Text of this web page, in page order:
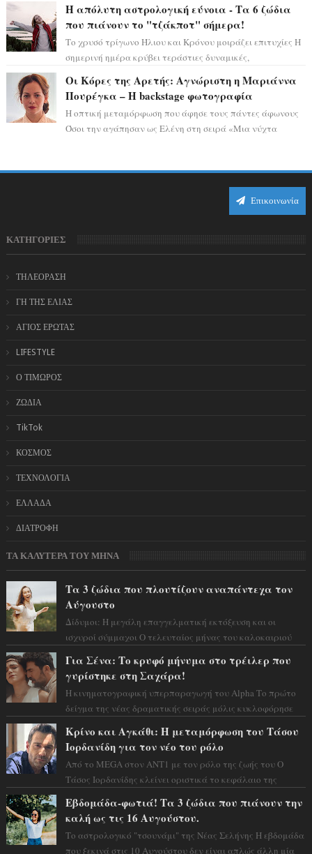
Η απόλυτη αστρολογική εύνοια - Τα 6 ζώδια
που πιάνουν το "τζάκποτ" σήμερα!
Το χρυσό τρίγωνο Ήλιου και Κρόνου μοιράζει επιτυχίες Η
σημερινή ημέρα κρύβει τεράστιες δυναμικές,
Οι Κόρες της Αρετής: Αγνώριστη η Μαριάννα
Πουρέγκα – H backstage φωτογραφία
Η οπτική μεταμόρφωση που άφησε τους πάντες άφωνους
Όσοι την αγάπησαν ως Ελένη στη σειρά «Μια νύχτα
Επικοινωνία
ΚΑΤΗΓΟΡΙΕΣ
ΤΗΛΕΟΡΑΣΗ
ΓΗ ΤΗΣ ΕΛΙΑΣ
ΑΓΙΟΣ ΕΡΩΤΑΣ
LIFESTYLE
Ο ΤΙΜΩΡΟΣ
ΖΩΔΙΑ
TikTok
ΚΟΣΜΟΣ
ΤΕΧΝΟΛΟΓΙΑ
ΕΛΛΑΔΑ
ΔΙΑΤΡΟΦΗ
ΤΑ ΚΑΛΥΤΕΡΑ ΤΟΥ ΜΗΝΑ
Τα 3 ζώδια που πλουτίζουν αναπάντεχα τον
Αύγουστο
Δίδυμοι: Η μεγάλη επαγγελματική εκτόξευση και οι
ισχυροί σύμμαχοι Ο τελευταίος μήνας του καλοκαιριού
Για Σένα: Το κρυφό μήνυμα στο τρέιλερ που
γυρίστηκε στη Σαχάρα!
Η κινηματογραφική υπερπαραγωγή του Alpha Το πρώτο
δείγμα της νέας δραματικής σειράς μόλις κυκλοφόρησε
Κρίνο και Αγκάθι: Η μεταμόρφωση του Τάσου
Ιορδανίδη για τον νέο του ρόλο
Από το MEGA στον ΑΝΤ1 με τον ρόλο της ζωής του Ο
Τάσος Ιορδανίδης κλείνει οριστικά το κεφάλαιο της
Εβδομάδα-φωτιά! Τα 3 ζώδια που πιάνουν την
καλή ως τις 16 Αυγούστου.
Το αστρολογικό "τσουνάμι" της Νέας Σελήνης Η εβδομάδα
που ξεκινά στις 10 Αυγούστου δεν είναι απλώς άλλη μία